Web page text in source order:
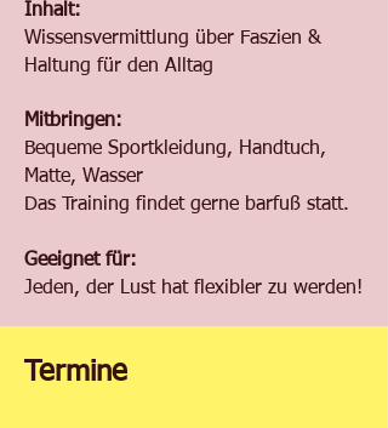
Inhalt:
Wissensvermittlung über Faszien &
Haltung für den Alltag
Mitbringen:
Bequeme Sportkleidung, Handtuch,
Matte, Wasser
Das Training findet gerne barfuß statt.
Geeignet für:
Jeden, der Lust hat flexibler zu werden!
Termine